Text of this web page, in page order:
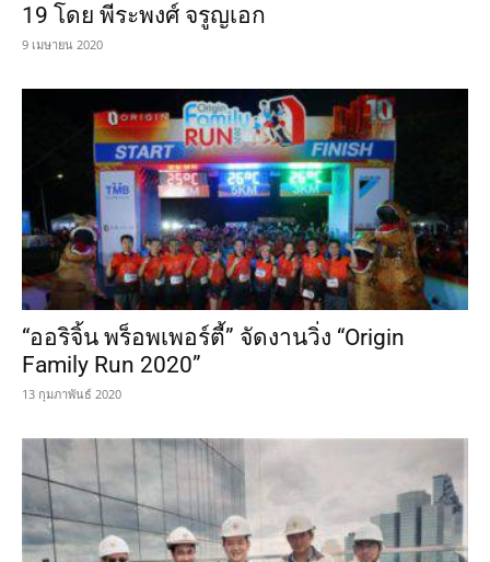
19 โดย พีระพงศ์ จรูญเอก
9 เมษายน 2020
“ออริจิ้น พร็อพเพอร์ตี้” จัดงานวิ่ง “Origin
Family Run 2020”
13 กุมภาพันธ์ 2020